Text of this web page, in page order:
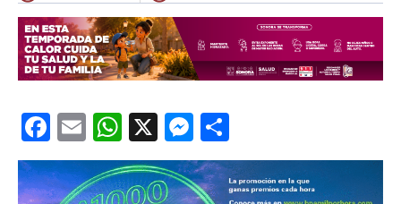
Facebook
EmailWhatsApp
X Messenger